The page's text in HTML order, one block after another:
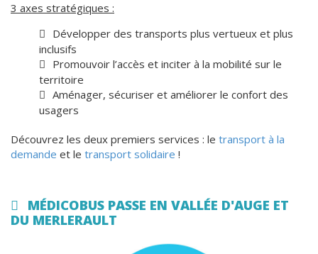
3 axes stratégiques :
Développer des transports plus vertueux et plus
inclusifs
Promouvoir l’accès et inciter à la mobilité sur le
territoire
Aménager, sécuriser et améliorer le confort des
usagers
Découvrez les deux premiers services : le transport à la
demande et le transport solidaire !
MÉDICOBUS PASSE EN VALLÉE D'AUGE ET
DU MERLERAULT